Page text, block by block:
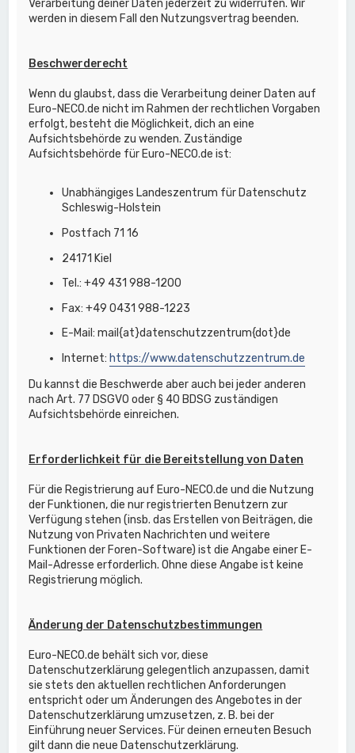
Verarbeitung deiner Daten jederzeit zu widerrufen. Wir
werden in diesem Fall den Nutzungsvertrag beenden.
Beschwerderecht
Wenn du glaubst, dass die Verarbeitung deiner Daten auf
Euro-NECO.de nicht im Rahmen der rechtlichen Vorgaben
erfolgt, besteht die Möglichkeit, dich an eine
Aufsichtsbehörde zu wenden. Zuständige
Aufsichtsbehörde für Euro-NECO.de ist:
Unabhängiges Landeszentrum für Datenschutz
Schleswig-Holstein
Postfach 71 16
24171 Kiel
Tel.: +49 431 988-1200
Fax: +49 0431 988-1223
E-Mail: mail{at}datenschutzzentrum{dot}de
Internet: https://www.datenschutzzentrum.de
Du kannst die Beschwerde aber auch bei jeder anderen
nach Art. 77 DSGVO oder § 40 BDSG zuständigen
Aufsichtsbehörde einreichen.
Erforderlichkeit für die Bereitstellung von Daten
Für die Registrierung auf Euro-NECO.de und die Nutzung
der Funktionen, die nur registrierten Benutzern zur
Verfügung stehen (insb. das Erstellen von Beiträgen, die
Nutzung von Privaten Nachrichten und weitere
Funktionen der Foren-Software) ist die Angabe einer E-
Mail-Adresse erforderlich. Ohne diese Angabe ist keine
Registrierung möglich.
Änderung der Datenschutzbestimmungen
Euro-NECO.de behält sich vor, diese
Datenschutzerklärung gelegentlich anzupassen, damit
sie stets den aktuellen rechtlichen Anforderungen
entspricht oder um Änderungen des Angebotes in der
Datenschutzerklärung umzusetzen, z. B. bei der
Einführung neuer Services. Für deinen erneuten Besuch
gilt dann die neue Datenschutzerklärung.